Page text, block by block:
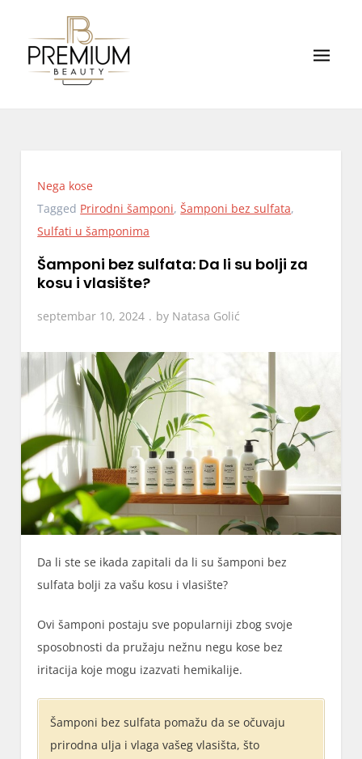
content
Nega kose
Tagged Prirodni šamponi,Šamponi bez sulfata,
Sulfati u šamponima
Šamponi bez sulfata: Da li su bolji za
kosu i vlasište?
septembar 10, 2024 by Natasa Golić
Da li ste se ikada zapitali da li su šamponi bez
sulfata bolji za vašu kosu i vlasište?
Ovi šamponi postaju sve popularniji zbog svoje
sposobnosti da pružaju nežnu negu kose bez
iritacija koje mogu izazvati hemikalije.
Šamponi bez sulfata pomažu da se očuvaju
prirodna ulja i vlaga vašeg vlasišta, što